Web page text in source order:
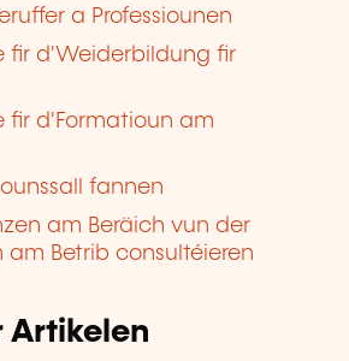
a Professiounen
fir d'Weiderbildung fir
fir d'Formatioun am
fannen
am Beräich vun der
am Betrib consultéieren
Artikelen